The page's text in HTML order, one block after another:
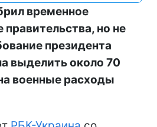
временное
но не
президента
выделить около 70
военные расходы